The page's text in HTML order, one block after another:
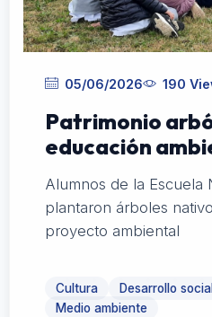
05/06/2026 190
Patrimonio
educación
Alumnos de la Escuela
plantaron árboles
proyecto ambiental
Cultura
Desarrollo social
Medio ambiente